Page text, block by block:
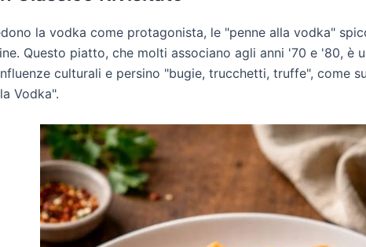
la vodka come protagonista, le "penne alla vodka"
Questo piatto, che molti associano agli anni '70 e '80, è
culturali e persino "bugie, trucchetti, truffe", come
Vodka".